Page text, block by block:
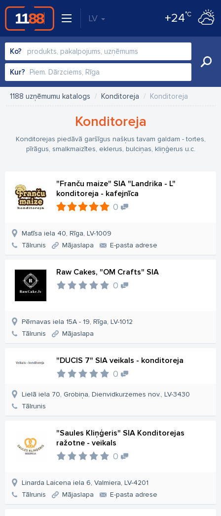
LV +24°C
Ko?
Kur?
1188 uzņēmumu katalogs Konditoreja Konditoreja
Konditoreja
Konditorejas piedāvā garšīgus našķus tavam galdam - tortes,
pīrāgus, smalkmaizītes, eklerus, bulciņas, kliņģerus u.c.
"Franču maize" SIA "Landrika - L"
konditoreja - kafejnīca
0
Matīsa iela 40, Rīga, LV-1009
Tālrunis
Mājaslapa E-pasta adrese
Raw Cakes, "OM Crafts" SIA
0
Pērnavas iela 15A - 19, Rīga, LV-1012
Tālrunis
Mājaslapa
"DUCIS 7" SIA veikals - konditoreja
0
Lielā iela 70, Grobiņa, Dienvidkurzemes nov., LV-3430
Tālrunis
"Saules Kliņģeris" SIA Konditorejas
ražotne - veikals
0
Linarda Laicena iela 6, Valmiera, LV-4201
Tālrunis
Mājaslapa E-pasta adrese